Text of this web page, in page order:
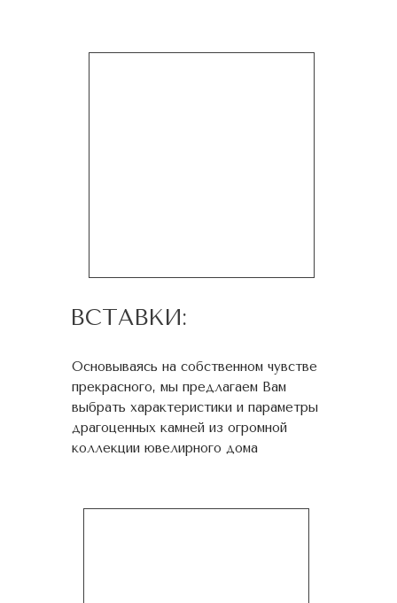
ВСТАВКИ:
Основываясь на собственном чувстве
прекрасного, мы предлагаем Вам
выбрать характеристики и параметры
драгоценных камней из огромной
коллекции ювелирного дома